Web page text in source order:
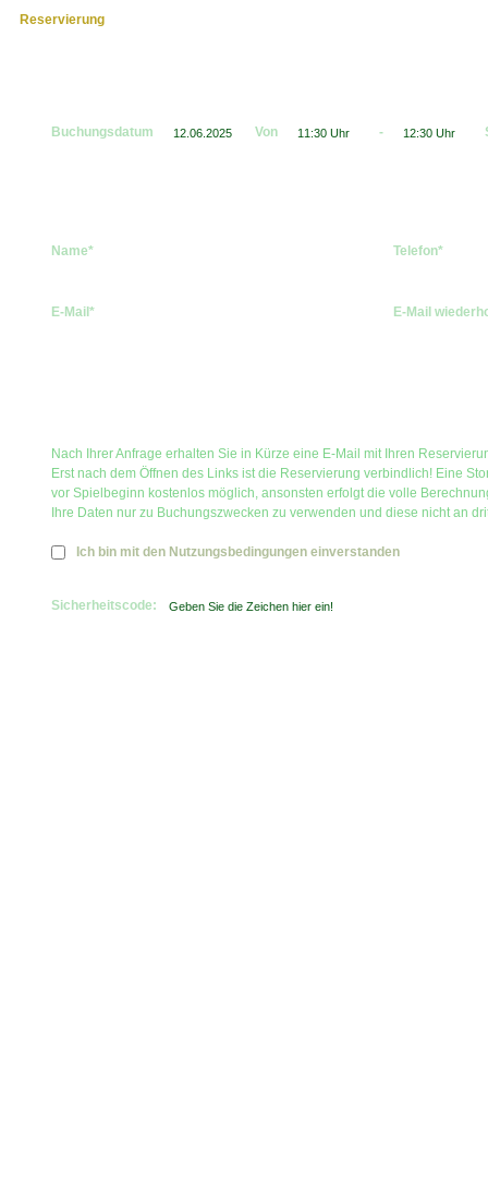
Reservierung
Buchungsdatum Von -
Name* Telefon*
E-Mail* E-Mail
Nach Ihrer Anfrage erhalten Sie in Kürze eine E-Mail mit Ihren
Erst nach dem Öffnen des Links ist die Reservierung verbindlich! Eine
vor Spielbeginn kostenlos möglich, ansonsten erfolgt die volle
Ihre Daten nur zu Buchungszwecken zu verwenden und diese nicht an
Ich bin mit den Nutzungsbedingungen einverstanden
Sicherheitscode: